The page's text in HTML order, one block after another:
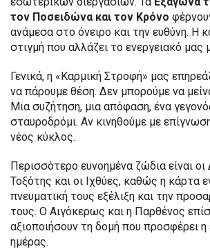
τον Ποσειδώνα και τον Κρόνο
ανάμεσα στο όνειρο και την ευθύνη. Η
στιγμή που αλλάζει το ενεργειακό μας
Γενικά, η «Καρμική Στροφή» μας
να πάρουμε θέση. Δεν μπορούμε να
Μια συζήτηση, μια απόφαση, ένα
σταυροδρόμι. Αν κινηθούμε με
νέος κύκλος.
Περισσότερο ευνοημένα ζώδια είναι οι
Τοξότης και οι Ιχθύες, καθώς η κάρτα
πνευματική τους εξέλιξη και την
τους. Ο Αιγόκερως και η Παρθένος
αξιοποιήσουν τη δομή που προσφέρει η
ημέρας.